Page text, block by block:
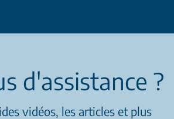
d'assistance ?
vidéos, les articles et plus